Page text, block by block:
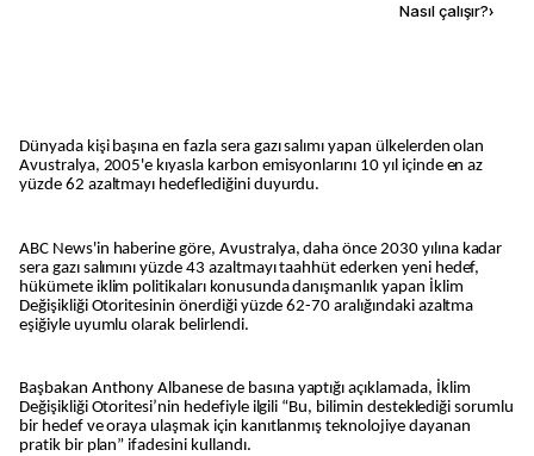
Nasıl çalışır?›
Dünyada kişi başına en fazla sera gazı salımı yapan ülkelerden olan
Avustralya, 2005'e kıyasla karbon emisyonlarını 10 yıl içinde en az
yüzde 62 azaltmayı hedeflediğini duyurdu.
ABC News'in haberine göre, Avustralya, daha önce 2030 yılına kadar
sera gazı salımını yüzde 43 azaltmayı taahhüt ederken yeni hedef,
hükümete iklim politikaları konusunda danışmanlık yapan İklim
Değişikliği Otoritesinin önerdiği yüzde 62-70 aralığındaki azaltma
eşiğiyle uyumlu olarak belirlendi.
Başbakan Anthony Albanese de basına yaptığı açıklamada, İklim
Değişikliği Otoritesi’nin hedefiyle ilgili “Bu, bilimin desteklediği sorumlu
bir hedef ve oraya ulaşmak için kanıtlanmış teknolojiye dayanan
pratik bir plan” ifadesini kullandı.